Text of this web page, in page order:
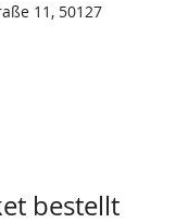
11, 50127
bestellt